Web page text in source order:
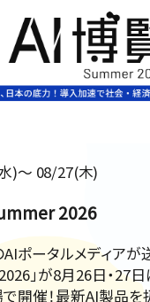
)〜 08/27(木)
2026
ポータルメディアが
」が8月26日・27
開催！最新AI製品を